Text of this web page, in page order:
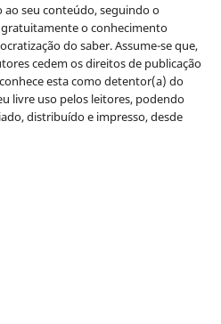
ao seu conteúdo, seguindo o
o conhecimento
do saber. Assume-se que,
cedem os direitos de publicação
esta como detentor(a) do
livre uso pelos leitores, podendo
distribuído e impresso, desde